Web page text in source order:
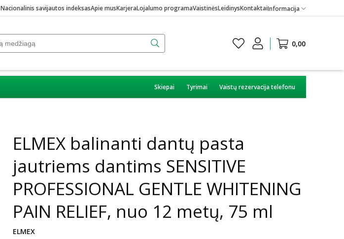
Nacionalinis savijautos indeksasApie musKarjeraLojalumo programaVaistinėsLeidinysKontaktaiInformacija
0,00
Skiepai Tyrimai Vaistų rezervacija telefonu
ELMEX balinanti dantų pasta
jautriems dantims SENSITIVE
PROFESSIONAL GENTLE WHITENING
PAIN RELIEF, nuo 12 metų, 75 ml
ELMEX